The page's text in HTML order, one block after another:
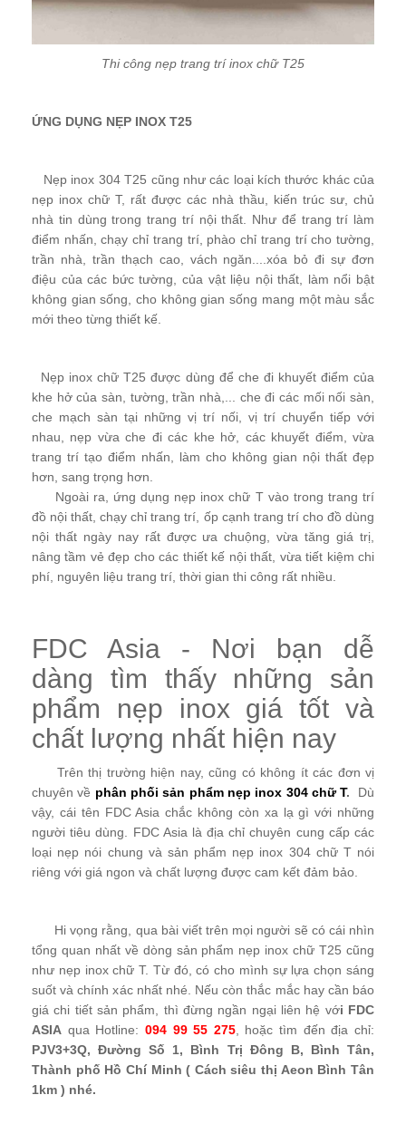
Thi công nẹp trang trí inox chữ T25
ỨNG DỤNG NẸP INOX T25
Nẹp inox 304 T25 cũng như các loại kích thước khác của
nẹp inox chữ T, rất được các nhà thầu, kiến trúc sư, chủ
nhà tin dùng trong trang trí nội thất. Như để trang trí làm
điểm nhấn, chạy chỉ trang trí, phào chỉ trang trí cho tường,
trần nhà, trần thạch cao, vách ngăn....xóa bỏ đi sự đơn
điệu của các bức tường, của vật liệu nội thất, làm nổi bật
không gian sống, cho không gian sống mang một màu sắc
mới theo từng thiết kế.
Nẹp inox chữ T25 được dùng để che đi khuyết điểm của
khe hở của sàn, tường, trần nhà,... che đi các mối nối sàn,
che mạch sàn tại những vị trí nối, vị trí chuyển tiếp với
nhau, nẹp vừa che đi các khe hở, các khuyết điểm, vừa
trang trí tạo điểm nhấn, làm cho không gian nội thất đẹp
hơn, sang trọng hơn.
Ngoài ra, ứng dụng nẹp inox chữ T vào trong trang trí
đồ nội thất, chạy chỉ trang trí, ốp cạnh trang trí cho đồ dùng
nội thất ngày nay rất được ưa chuộng, vừa tăng giá trị,
nâng tầm vẻ đẹp cho các thiết kế nội thất, vừa tiết kiệm chi
phí, nguyên liệu trang trí, thời gian thi công rất nhiều.
FDC Asia - Nơi bạn dễ
dàng tìm thấy những sản
phẩm nẹp inox giá tốt và
chất lượng nhất hiện nay
Trên thị trường hiện nay, cũng có không ít các đơn vị
chuyên về phân phối sản phẩm nẹp inox 304 chữ T. Dù
vậy, cái tên FDC Asia chắc không còn xa lạ gì với những
người tiêu dùng. FDC Asia là địa chỉ chuyên cung cấp các
loại nẹp nói chung và sản phẩm nẹp inox 304 chữ T nói
riêng với giá ngon và chất lượng được cam kết đảm bảo.
Hi vọng rằng, qua bài viết trên mọi người sẽ có cái nhìn
tổng quan nhất về dòng sản phẩm nẹp inox chữ T25 cũng
như nẹp inox chữ T. Từ đó, có cho mình sự lựa chọn sáng
suốt và chính xác nhất nhé. Nếu còn thắc mắc hay cần báo
giá chi tiết sản phẩm, thì đừng ngần ngại liên hệ với FDC
ASIA qua Hotline: 094 99 55 275, hoặc tìm đến địa chỉ:
PJV3+3Q, Đường Số 1, Bình Trị Đông B, Bình Tân,
Thành phố Hồ Chí Minh ( Cách siêu thị Aeon Bình Tân
1km ) nhé.